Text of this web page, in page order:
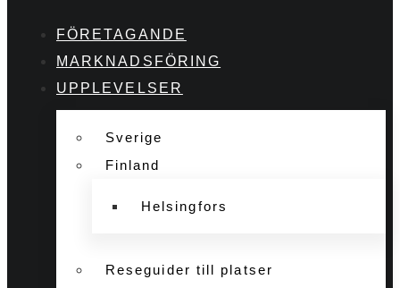
FÖRETAGANDE
MARKNADSFÖRING
UPPLEVELSER
Sverige
Finland
Helsingfors
Reseguider till platser